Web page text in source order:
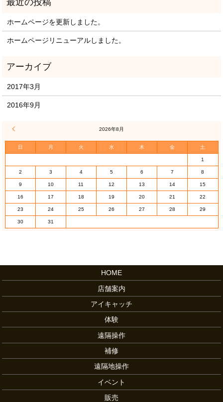
ホームページを更新しました。
ホームページリニューアルしました。
2017年3月
2016年9月
2026年8月
日 月 火 水 木 金 土
1
2 3 4 5 6 7 8
9 10 11 12 13 14 15
16 17 18 19 20 21 22
23 24 25 26 27 28 29
30 31
HOME
店舗案内
アイキャッチ
体験
遠隔操作
補修
遠隔地操作
イベント
販売